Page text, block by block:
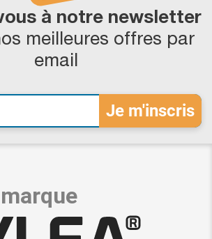
à notre newsletter
meilleures offres par
email